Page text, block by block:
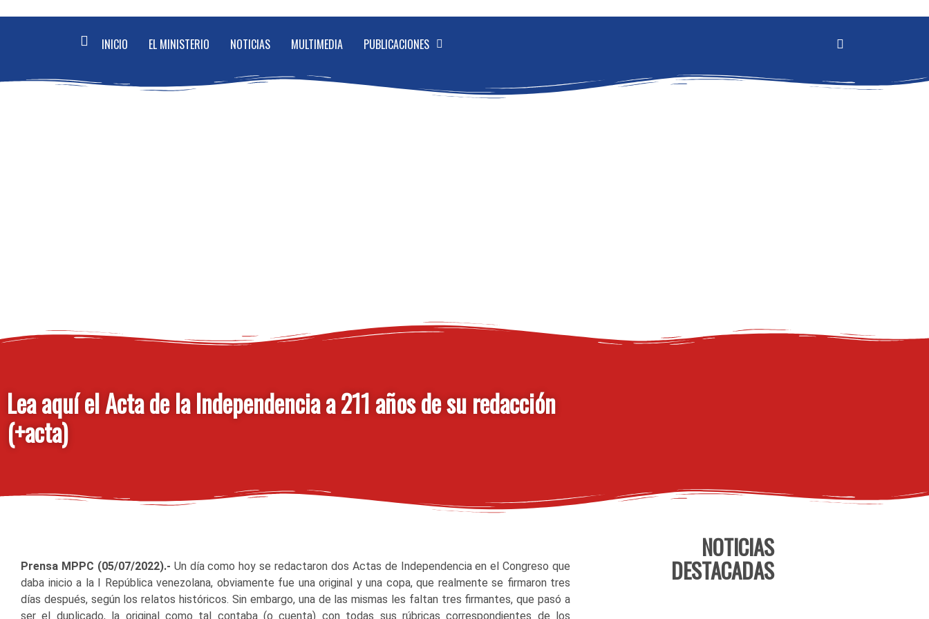
INICIO EL MINISTERIO NOTICIAS MULTIMEDIA PUBLICACIONES
Lea aquí el Acta de la Independencia a 211 años de su redacción
(+acta)
Prensa MPPC (05/07/2022).- Un día como hoy se redactaron dos Actas de Independencia en el Congreso que
daba inicio a la I República venezolana, obviamente fue una original y una copa, que realmente se firmaron tres
días después, según los relatos históricos. Sin embargo, una de las mismas les faltan tres firmantes, que pasó a
ser el duplicado, la original como tal contaba (o cuenta) con todas sus rúbricas correspondientes de los
NOTICIAS
DESTACADAS